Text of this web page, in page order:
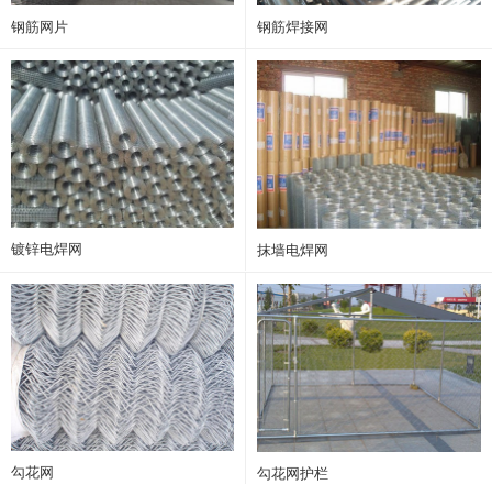
钢筋网片 钢筋焊接网
镀锌电焊网 抹墙电焊网
勾花网 勾花网护栏